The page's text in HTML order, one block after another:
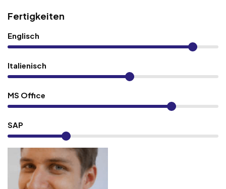
Fertigkeiten
Englisch
Italienisch
MS Office
SAP